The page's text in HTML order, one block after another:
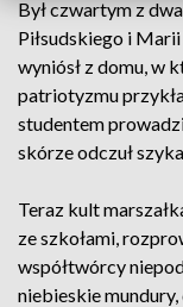
Był czwartym z
Piłsudskiego i
wyniósł z domu, w
patriotyzmu
studentem
skórze odczuł
Teraz kult
ze szkołami,
współtwórcy
niebieskie mundury,